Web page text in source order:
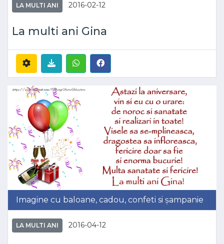
LA MULTI ANI 2016-02-12
La multi ani Gina
Imagine cu baloane, cadou, confeti si șampanie
LA MULTI ANI 2016-04-12